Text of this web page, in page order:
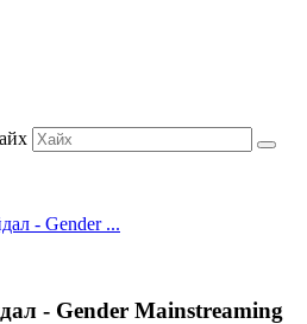
- Gender ...
- Gender Mainstreaming